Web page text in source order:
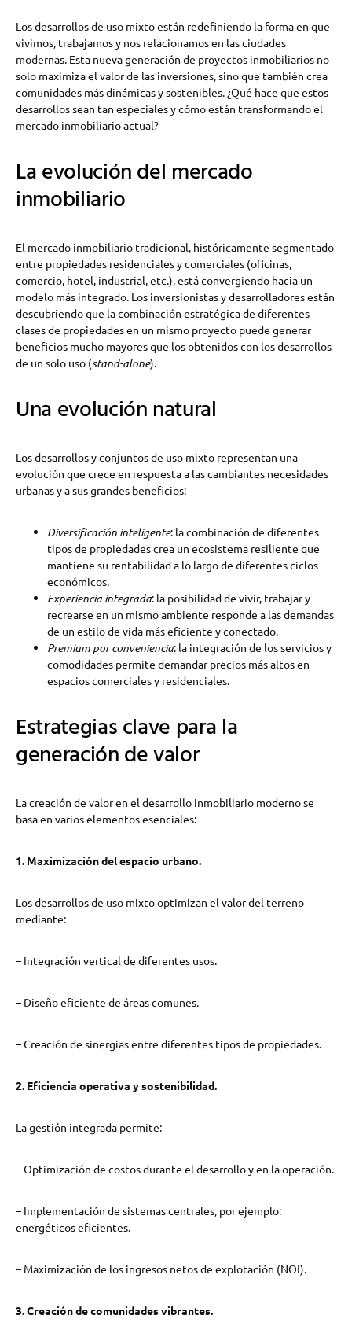
Los desarrollos de uso mixto están redefiniendo la forma en que
vivimos, trabajamos y nos relacionamos en las ciudades
modernas. Esta nueva generación de proyectos inmobiliarios no
solo maximiza el valor de las inversiones, sino que también crea
comunidades más dinámicas y sostenibles. ¿Qué hace que estos
desarrollos sean tan especiales y cómo están transformando el
mercado inmobiliario actual?
La evolución del mercado
inmobiliario
El mercado inmobiliario tradicional, históricamente segmentado
entre propiedades residenciales y comerciales (oficinas,
comercio, hotel, industrial, etc.), está convergiendo hacia un
modelo más integrado. Los inversionistas y desarrolladores están
descubriendo que la combinación estratégica de diferentes
clases de propiedades en un mismo proyecto puede generar
beneficios mucho mayores que los obtenidos con los desarrollos
de un solo uso (stand-alone).
Una evolución natural
Los desarrollos y conjuntos de uso mixto representan una
evolución que crece en respuesta a las cambiantes necesidades
urbanas y a sus grandes beneficios:
Diversificación inteligente: la combinación de diferentes
tipos de propiedades crea un ecosistema resiliente que
mantiene su rentabilidad a lo largo de diferentes ciclos
económicos.
Experiencia integrada: la posibilidad de vivir, trabajar y
recrearse en un mismo ambiente responde a las demandas
de un estilo de vida más eficiente y conectado.
Premium por conveniencia: la integración de los servicios y
comodidades permite demandar precios más altos en
espacios comerciales y residenciales.
Estrategias clave para la
generación de valor
La creación de valor en el desarrollo inmobiliario moderno se
basa en varios elementos esenciales:
1. Maximización del espacio urbano.
Los desarrollos de uso mixto optimizan el valor del terreno
mediante:
– Integración vertical de diferentes usos.
– Diseño eficiente de áreas comunes.
– Creación de sinergias entre diferentes tipos de propiedades.
2. Eficiencia operativa y sostenibilidad.
La gestión integrada permite:
– Optimización de costos durante el desarrollo y en la operación.
– Implementación de sistemas centrales, por ejemplo:
energéticos eficientes.
– Maximización de los ingresos netos de explotación (NOI).
3. Creación de comunidades vibrantes.